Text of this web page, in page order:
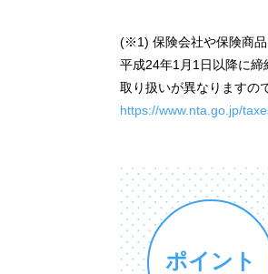
(※1) 保険会社や保険商品
平成24年1月1日以降に
取り扱いが異なりますの
https://www.nta.go.jp/
ポイント